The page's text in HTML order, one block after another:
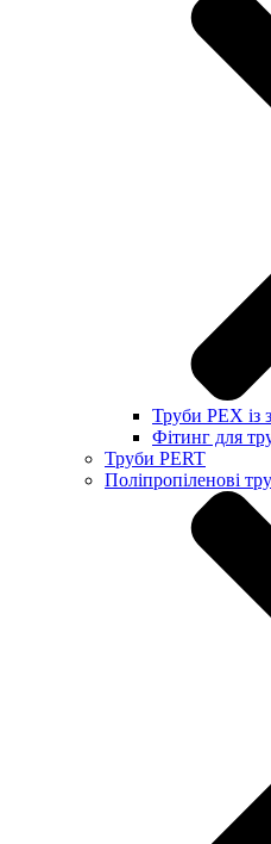
Труби PEX із
Фітинг для
Труби PERT
Поліпропіленові